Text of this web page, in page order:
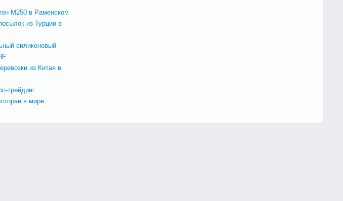
М250 в Раменском
из Турции в
силиконовый
из Китая в
трейдинг
в мире